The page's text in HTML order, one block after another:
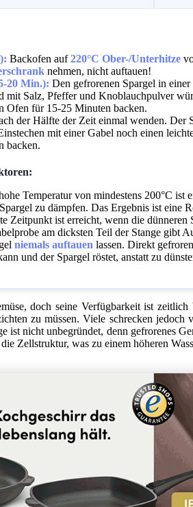
Backofen auf220°C Ober-/Unterhitze
nehmen, nicht auftauen!
20 Min.): Den gefrorenen Spargel in
mit Salz, Pfeffer und Knoblauchpulver
Ofen für 15-25 Minuten backen.
der Hälfte der Zeit einmal wenden. Der
mit einer Gabel noch einen
backen.
Temperatur von mindestens 200°C ist
zu dämpfen. Das Ergebnis ist eine
Zeitpunkt ist erreicht, wenn die
am dicksten Teil der Stange gibt
niemals auftauen lassen. Direkt
und der Spargel röstet, anstatt zu
doch seine Verfügbarkeit ist
zu müssen. Viele schrecken
ist nicht unbegründet, denn gefrorenes
Zellstruktur, was zu einem höheren